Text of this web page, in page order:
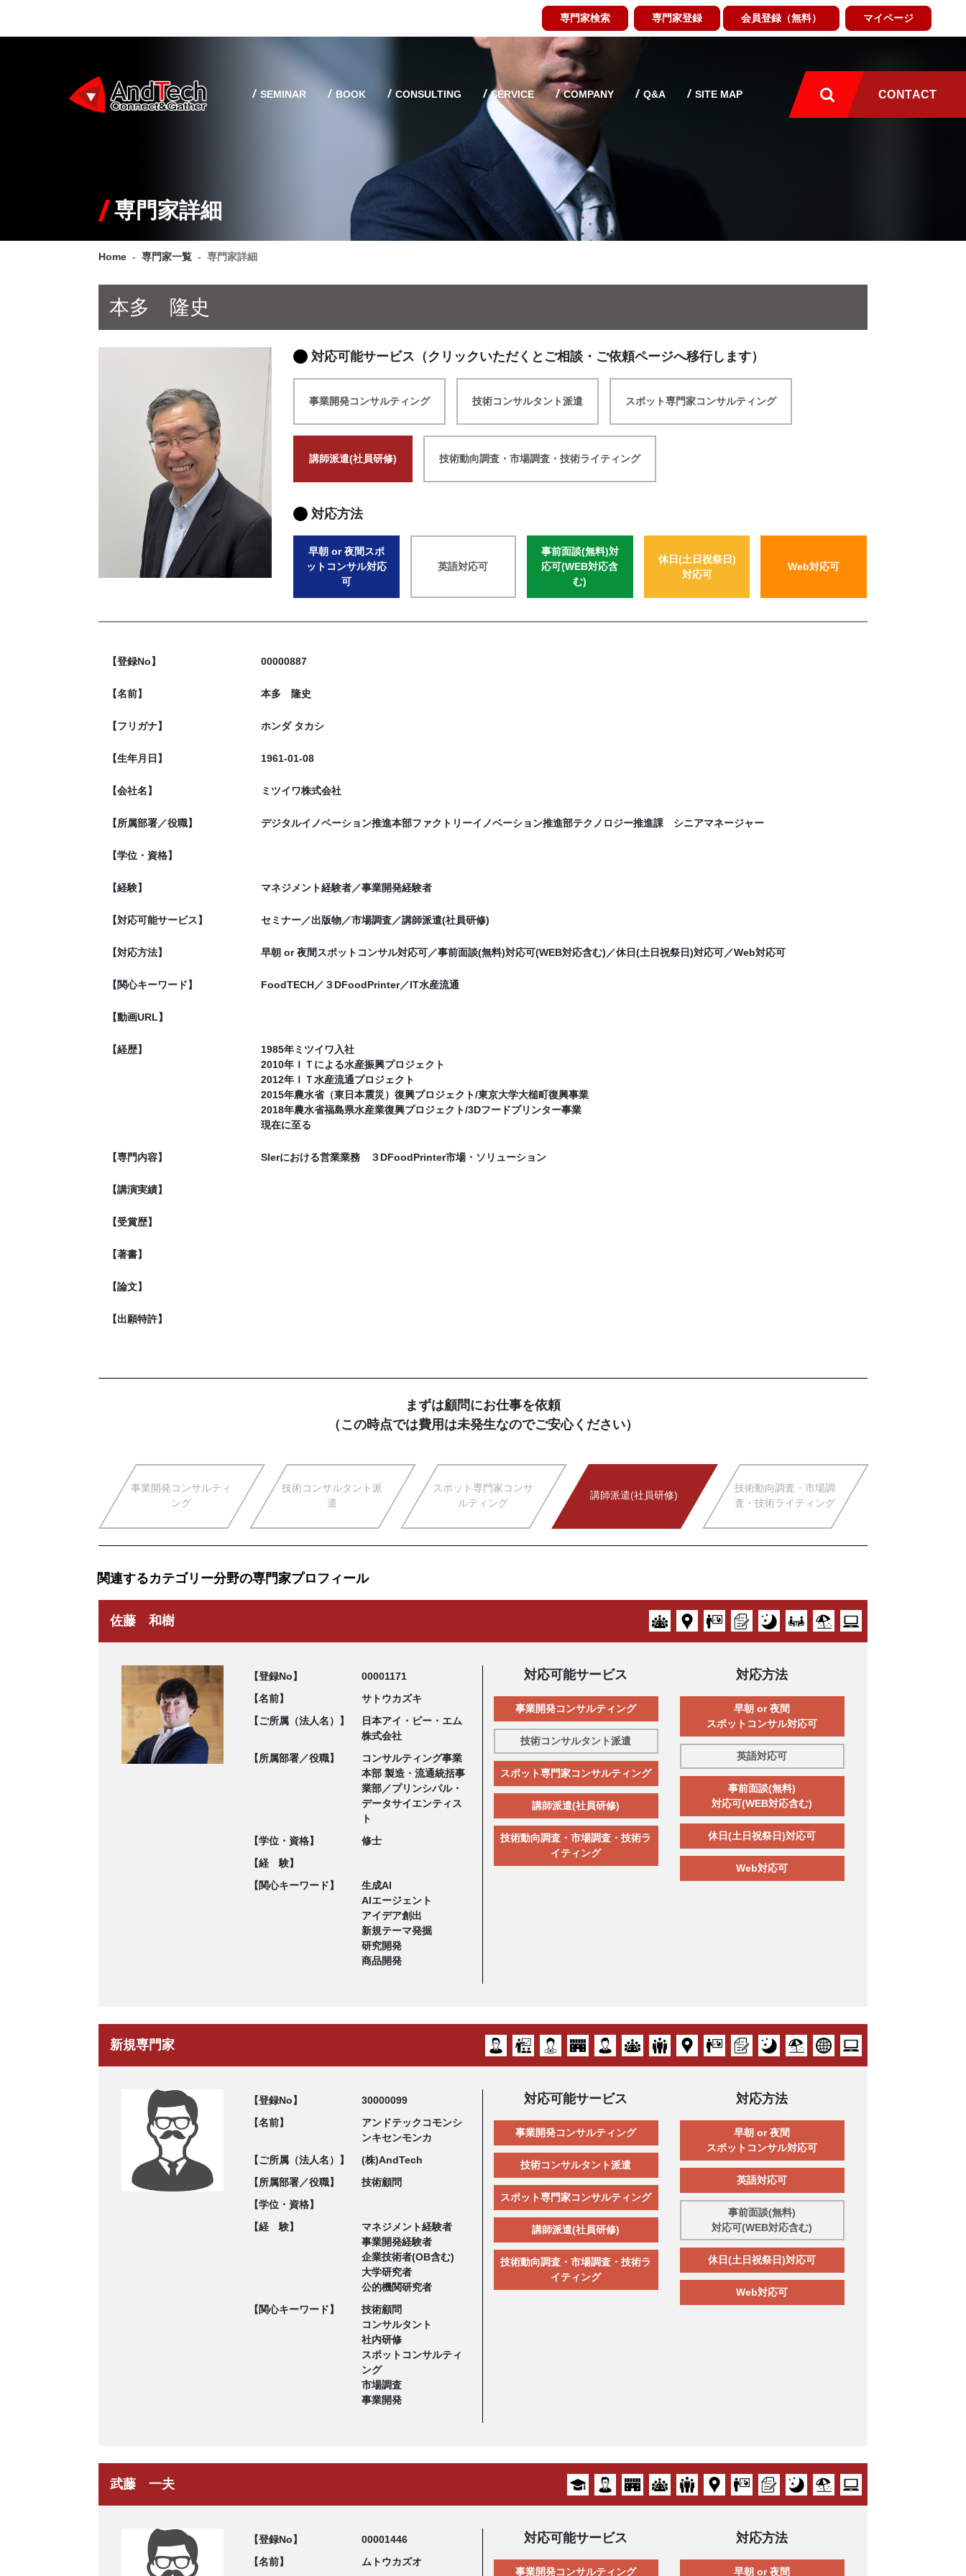
専門家検索 専門家登録 会員登録（無料） マイページ
SEMINAR BOOK CONSULTING SERVICE COMPANY Q&A SITE MAP CONTACT
専門家詳細
Home 専門家一覧 専門家詳細
本多 隆史
対応可能サービス（クリックいただくとご相談・ご依頼ページへ移行します）
事業開発コンサルティング 技術コンサルタント派遣 スポット専門家コンサルティング
講師派遣(社員研修) 技術動向調査・市場調査・技術ライティング
対応方法
早朝 or 夜間スポ
ットコンサル対応
可
英語対応可
事前面談(無料)対
応可(WEB対応含
む)
休日(土日祝祭日)
対応可
Web対応可
【登録No】 00000887
【名前】 本多 隆史
【フリガナ】 ホンダ タカシ
【生年月日】 1961-01-08
【会社名】 ミツイワ株式会社
【所属部署／役職】 デジタルイノベーション推進本部ファクトリーイノベーション推進部テクノロジー推進課 シニアマネージャー
【学位・資格】
【経験】 マネジメント経験者／事業開発経験者
【対応可能サービス】 セミナー／出版物／市場調査／講師派遣(社員研修)
【対応方法】 早朝 or 夜間スポットコンサル対応可／事前面談(無料)対応可(WEB対応含む)／休日(土日祝祭日)対応可／Web対応可
【関心キーワード】 FoodTECH／３DFoodPrinter／IT水産流通
【動画URL】
【経歴】
1985年ミツイワ入社
2010年ＩＴによる水産振興プロジェクト
2012年ＩＴ水産流通プロジェクト
2015年農水省（東日本震災）復興プロジェクト/東京大学大槌町復興事業
2018年農水省福島県水産業復興プロジェクト/3Dフードプリンター事業
現在に至る
【専門内容】 SIerにおける営業業務 ３DFoodPrinter市場・ソリューション
【講演実績】
【受賞歴】
【著書】
【論文】
【出願特許】
まずは顧問にお仕事を依頼
（この時点では費用は未発生なのでご安心ください）
事業開発コンサルティ
ング
技術コンサルタント派
遣
スポット専門家コンサ
ルティング
講師派遣(社員研修)
技術動向調査・市場調
査・技術ライティング
関連するカテゴリー分野の専門家プロフィール
佐藤 和樹
【登録No】
00001171
【名前】
サトウカズキ
【ご所属（法人名）】
日本アイ・ビー・エム
株式会社
【所属部署／役職】
コンサルティング事業
本部 製造・流通統括事
業部／プリンシパル・
データサイエンティス
ト
【学位・資格】
修士
【経 験】
【関心キーワード】
生成AI
AIエージェント
アイデア創出
新規テーマ発掘
研究開発
商品開発
対応可能サービス
事業開発コンサルティング
技術コンサルタント派遣
スポット専門家コンサルティング
講師派遣(社員研修)
技術動向調査・市場調査・技術ラ
イティング
対応方法
早朝 or 夜間
スポットコンサル対応可
英語対応可
事前面談(無料)
対応可(WEB対応含む)
休日(土日祝祭日)対応可
Web対応可
新規専門家
【登録No】
30000099
【名前】
アンドテックコモンシ
ンキセンモンカ
【ご所属（法人名）】
(株)AndTech
【所属部署／役職】
技術顧問
【学位・資格】
【経 験】
マネジメント経験者
事業開発経験者
企業技術者(OB含む)
大学研究者
公的機関研究者
【関心キーワード】
技術顧問
コンサルタント
社内研修
スポットコンサルティ
ング
市場調査
事業開発
対応可能サービス
事業開発コンサルティング
技術コンサルタント派遣
スポット専門家コンサルティング
講師派遣(社員研修)
技術動向調査・市場調査・技術ラ
イティング
対応方法
早朝 or 夜間
スポットコンサル対応可
英語対応可
事前面談(無料)
対応可(WEB対応含む)
休日(土日祝祭日)対応可
Web対応可
武藤 一夫
【登録No】
00001446
【名前】
ムトウカズオ
対応可能サービス
事業開発コンサルティング
対応方法
早朝 or 夜間